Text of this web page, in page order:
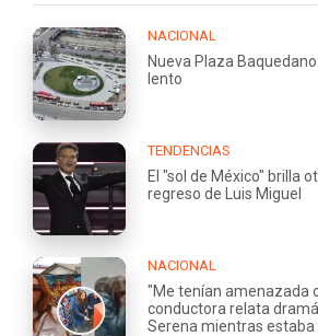
NACIONAL
Nueva Plaza
lento
TENDENCIAS
El "sol de México" brilla
regreso de Luis Miguel
NACIONAL
"Me tenían amenazada
conductora relata
Serena mientras